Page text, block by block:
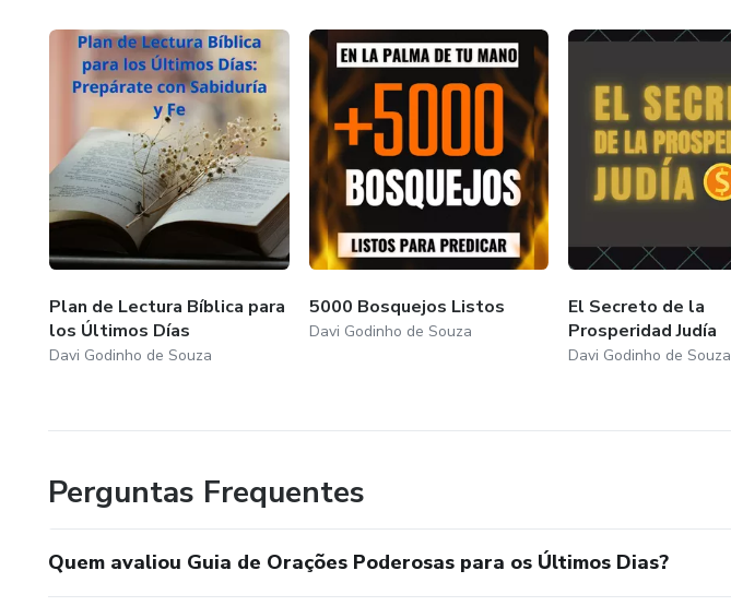
Plan de Lectura Bíblica para
los Últimos Días
Davi Godinho de Souza
5000 Bosquejos Listos
Davi Godinho de Souza
El Secreto de la
Prosperidad Judía
Davi Godinho de Souza
Perguntas Frequentes
Quem avaliou Guia de Orações Poderosas para os Últimos Dias?